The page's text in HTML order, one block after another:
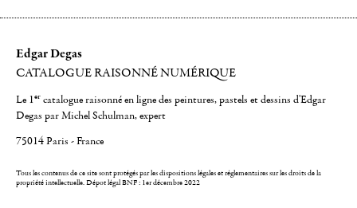
Edgar Degas
CATALOGUE RAISONNÉ NUMÉRIQUE
Le 1er catalogue raisonné en ligne des peintures, pastels et dessins d'Edgar
Degas par Michel Schulman, expert
75014 Paris - France
Tous les contenus de ce site sont protégés par les dispositions légales et réglementaires sur les droits de la
propriété intellectuelle.Dépot légal BNF : 1er décembre 2022